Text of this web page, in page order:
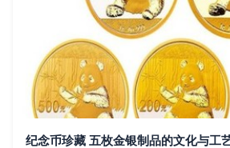
纪念币珍藏 五枚金银制品的文化与工